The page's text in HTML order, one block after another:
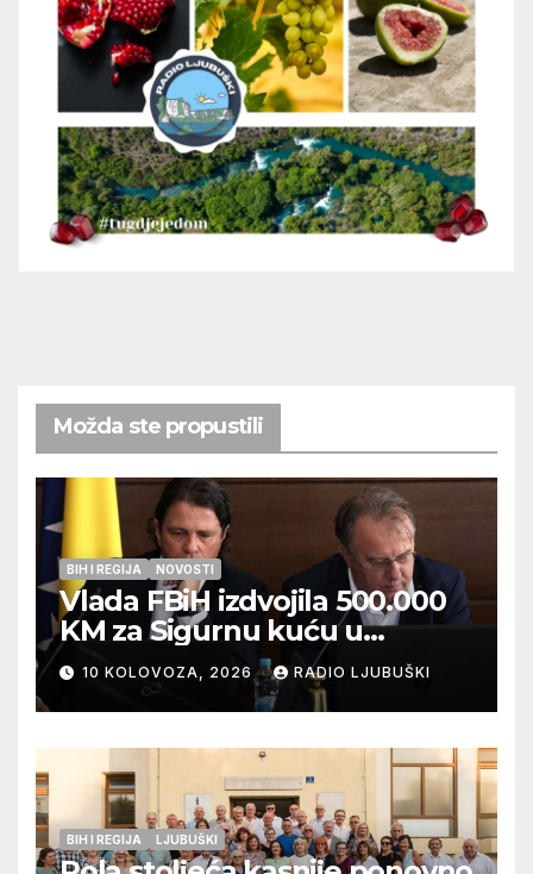
Možda ste propustili
BIH I REGIJA NOVOSTI
Vlada FBiH izdvojila 500.000
KM za Sigurnu kuću u
Ljubuškom
10 KOLOVOZA, 2026 RADIO LJUBUŠKI
BIH I REGIJA LJUBUŠKI